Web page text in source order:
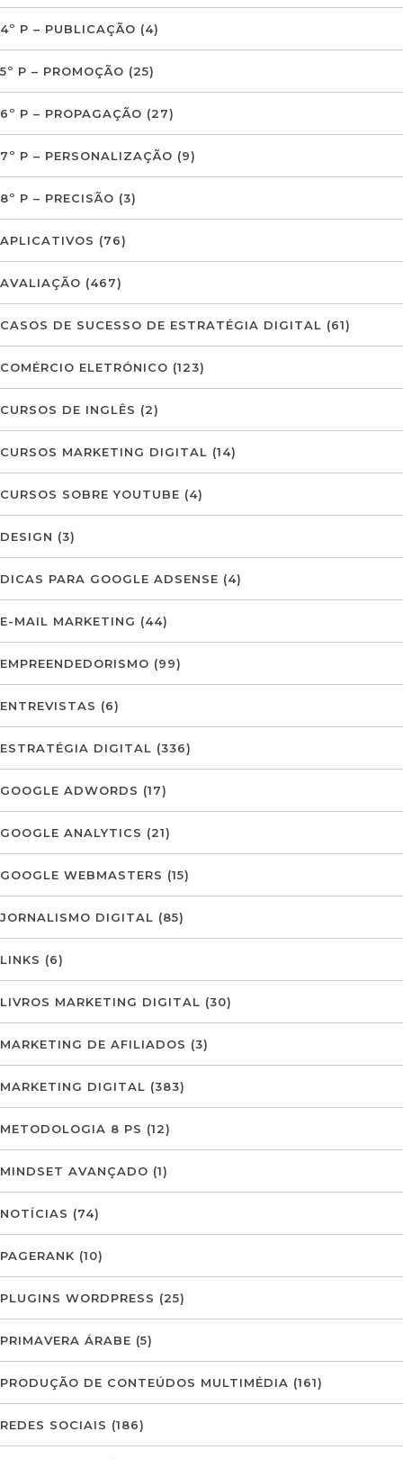
4º P – PUBLICAÇÃO (4)
5º P – PROMOÇÃO (25)
6º P – PROPAGAÇÃO (27)
7º P – PERSONALIZAÇÃO (9)
8º P – PRECISÃO (3)
APLICATIVOS (76)
AVALIAÇÃO (467)
CASOS DE SUCESSO DE ESTRATÉGIA DIGITAL (61)
COMÉRCIO ELETRÓNICO (123)
CURSOS DE INGLÊS (2)
CURSOS MARKETING DIGITAL (14)
CURSOS SOBRE YOUTUBE (4)
DESIGN (3)
DICAS PARA GOOGLE ADSENSE (4)
E-MAIL MARKETING (44)
EMPREENDEDORISMO (99)
ENTREVISTAS (6)
ESTRATÉGIA DIGITAL (336)
GOOGLE ADWORDS (17)
GOOGLE ANALYTICS (21)
GOOGLE WEBMASTERS (15)
JORNALISMO DIGITAL (85)
LINKS (6)
LIVROS MARKETING DIGITAL (30)
MARKETING DE AFILIADOS (3)
MARKETING DIGITAL (383)
METODOLOGIA 8 PS (12)
MINDSET AVANÇADO (1)
NOTÍCIAS (74)
PAGERANK (10)
PLUGINS WORDPRESS (25)
PRIMAVERA ÁRABE (5)
PRODUÇÃO DE CONTEÚDOS MULTIMÉDIA (161)
REDES SOCIAIS (186)